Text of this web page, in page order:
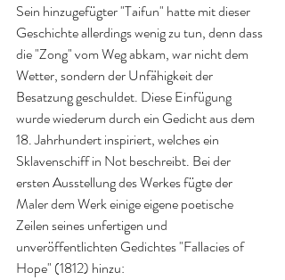
Sein hinzugefügter "Taifun" hatte mit dieser
Geschichte allerdings wenig zu tun, denn dass
die "Zong" vom Weg abkam, war nicht dem
Wetter, sondern der Unfähigkeit der
Besatzung geschuldet. Diese Einfügung
wurde wiederum durch ein Gedicht aus dem
18. Jahrhundert inspiriert, welches ein
Sklavenschiff in Not beschreibt. Bei der
ersten Ausstellung des Werkes fügte der
Maler dem Werk einige eigene poetische
Zeilen seines unfertigen und
unveröffentlichten Gedichtes "Fallacies of
Hope" (1812) hinzu: